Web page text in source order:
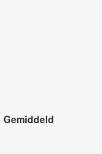
Gemiddeld